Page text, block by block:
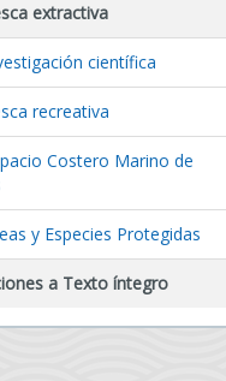
extractiva
científica
recreativa
Costero Marino de
y Especies Protegidas
a Texto íntegro